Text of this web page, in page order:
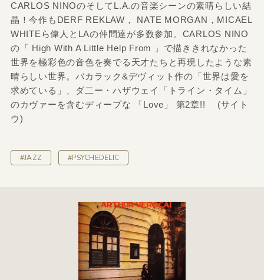
CARLOS NINOのそしてL.A.の音楽シーンの素晴らしい結
晶！今作もDERF REKLAW， NATE MORGAN，MICAEL
WHITEら偉人とLAの仲間達が多数参加。CARLOS NINO
の「 High With A Little Help From 」で描ききれなかった
世界を極彩色の音色を奏でる天才たちと再現したような素
晴らしい世界。バカラック&デヴィット作の「世界は愛を
求めている」、ダ二ー・ハザウェイ「トライン・タイム」
のカヴァーを含むディープな 「Love」 第2章!! (サイト
ウ)
#JAZZ #PSYCHEDELIC